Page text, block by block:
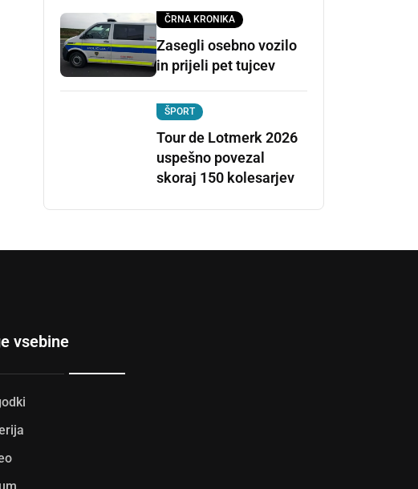
ČRNA KRONIKA
Zasegli osebno vozilo
in prijeli pet tujcev
ŠPORT
Tour de Lotmerk 2026
uspešno povezal
skoraj 150 kolesarjev
vsebine